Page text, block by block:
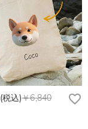
(税込)￥6,840